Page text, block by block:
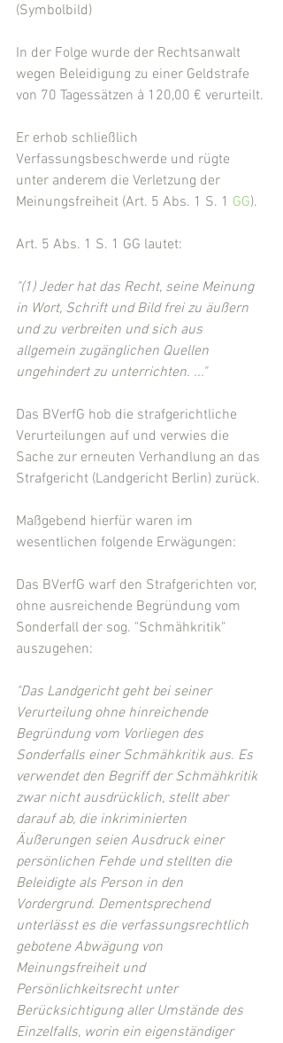
(Symbolbild)
In der Folge wurde der Rechtsanwalt
wegen Beleidigung zu einer Geldstrafe
von 70 Tagessätzen à 120,00 € verurteilt.
Er erhob schließlich
Verfassungsbeschwerde und rügte
unter anderem die Verletzung der
Meinungsfreiheit (Art. 5 Abs. 1 S. 1 GG).
Art. 5 Abs. 1 S. 1 GG lautet:
"(1) Jeder hat das Recht, seine Meinung
in Wort, Schrift und Bild frei zu äußern
und zu verbreiten und sich aus
allgemein zugänglichen Quellen
ungehindert zu unterrichten. ..."
Das BVerfG hob die strafgerichtliche
Verurteilungen auf und verwies die
Sache zur erneuten Verhandlung an das
Strafgericht (Landgericht Berlin) zurück.
Maßgebend hierfür waren im
wesentlichen folgende Erwägungen:
Das BVerfG warf den Strafgerichten vor,
ohne ausreichende Begründung vom
Sonderfall der sog. "Schmähkritik"
auszugehen:
"Das Landgericht geht bei seiner
Verurteilung ohne hinreichende
Begründung vom Vorliegen des
Sonderfalls einer Schmähkritik aus. Es
verwendet den Begriff der Schmähkritik
zwar nicht ausdrücklich, stellt aber
darauf ab, die inkriminierten
Äußerungen seien Ausdruck einer
persönlichen Fehde und stellten die
Beleidigte als Person in den
Vordergrund. Dementsprechend
unterlässt es die verfassungsrechtlich
gebotene Abwägung von
Meinungsfreiheit und
Persönlichkeitsrecht unter
Berücksichtigung aller Umstände des
Einzelfalls, worin ein eigenständiger